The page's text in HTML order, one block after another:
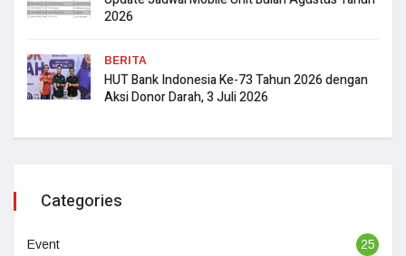
2026
BERITA
HUT Bank Indonesia Ke-73 Tahun 2026 dengan
Aksi Donor Darah, 3 Juli 2026
Categories
Event 25